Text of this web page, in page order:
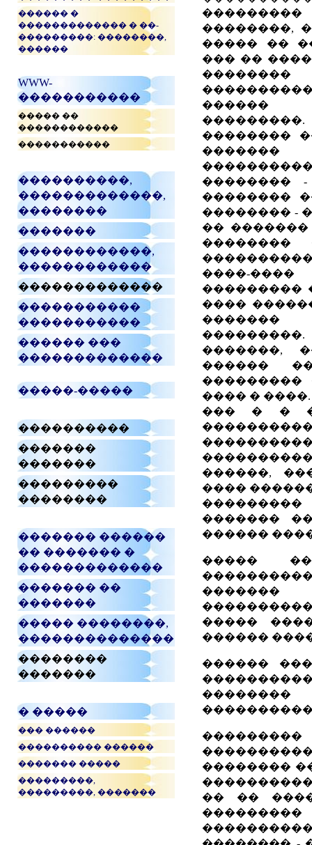
������ �
������������� � ��-
���������: ��������,
������
WWW-
�����������
����� ��
������������
�����������
����������,
�������������,
��������
�������
������������,
������������
�������������
�����������
�����������
������ ���
�������������
�����-�����
����������
�������
�������
���������
��������
������� ������
�� ������� �
�������������
������� ��
�������
����� ��������,
��������������
��������
�������
� �����
��� ������
���������� ������
������� �����
���������,
���������, �������
��������,
����� ��
��� ��
������
��������
��������
��������
�������� -
�� �������
��������
����-
���������
����
�������
�������,
������
���������
���� � ����.
��� � �
������,
����
�������
������
�����
�������
�����
������
������
��������
�� ��